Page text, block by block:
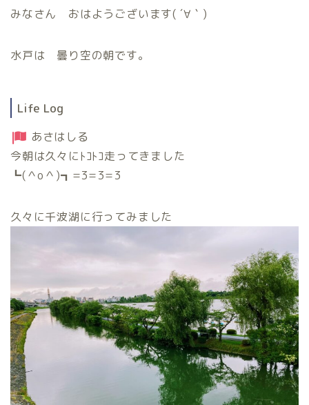
みなさん おはようございます( ´∀｀)
水戸は 曇り空の朝です。
Life Log
あさはしる
今朝は久々にﾄｺﾄｺ走ってきました
┗(＾o＾)┓=3=3=3
久々に千波湖に行ってみました